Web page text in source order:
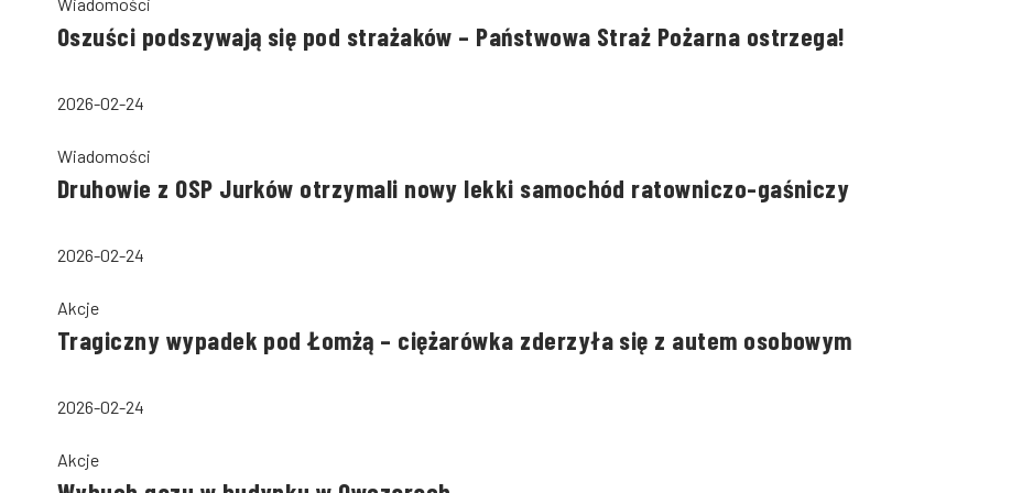
Oszuści podszywają się pod strażaków – Państwowa Straż Pożarna ostrzega!
2026-02-24
Wiadomości
Druhowie z OSP Jurków otrzymali nowy lekki samochód ratowniczo-gaśniczy
2026-02-24
Akcje
Tragiczny wypadek pod Łomżą – ciężarówka zderzyła się z autem osobowym
2026-02-24
Akcje